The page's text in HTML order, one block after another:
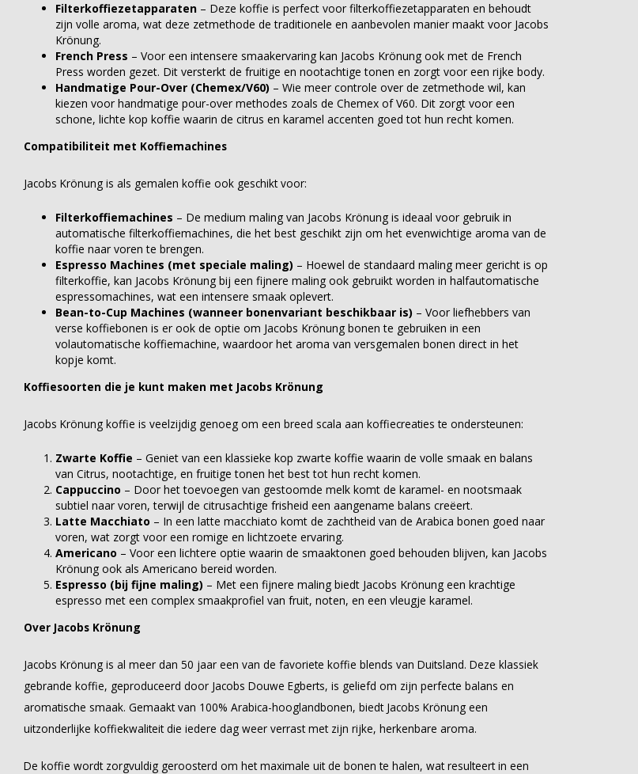
Filterkoffiezetapparaten – Deze koffie is perfect voor filterkoffiezetapparaten en behoudt
zijn volle aroma, wat deze zetmethode de traditionele en aanbevolen manier maakt voor Jacobs
Krönung.
French Press – Voor een intensere smaakervaring kan Jacobs Krönung ook met de French
Press worden gezet. Dit versterkt de fruitige en nootachtige tonen en zorgt voor een rijke body.
Handmatige Pour-Over (Chemex/V60) – Wie meer controle over de zetmethode wil, kan
kiezen voor handmatige pour-over methodes zoals de Chemex of V60. Dit zorgt voor een
schone, lichte kop koffie waarin de citrus en karamel accenten goed tot hun recht komen.
Compatibiliteit met Koffiemachines
Jacobs Krönung is als gemalen koffie ook geschikt voor:
Filterkoffiemachines – De medium maling van Jacobs Krönung is ideaal voor gebruik in
automatische filterkoffiemachines, die het best geschikt zijn om het evenwichtige aroma van de
koffie naar voren te brengen.
Espresso Machines (met speciale maling) – Hoewel de standaard maling meer gericht is op
filterkoffie, kan Jacobs Krönung bij een fijnere maling ook gebruikt worden in halfautomatische
espressomachines, wat een intensere smaak oplevert.
Bean-to-Cup Machines (wanneer bonenvariant beschikbaar is) – Voor liefhebbers van
verse koffiebonen is er ook de optie om Jacobs Krönung bonen te gebruiken in een
volautomatische koffiemachine, waardoor het aroma van versgemalen bonen direct in het
kopje komt.
Koffiesoorten die je kunt maken met Jacobs Krönung
Jacobs Krönung koffie is veelzijdig genoeg om een breed scala aan koffiecreaties te ondersteunen:
Zwarte Koffie – Geniet van een klassieke kop zwarte koffie waarin de volle smaak en balans
van Citrus, nootachtige, en fruitige tonen het best tot hun recht komen.
Cappuccino – Door het toevoegen van gestoomde melk komt de karamel- en nootsmaak
subtiel naar voren, terwijl de citrusachtige frisheid een aangename balans creëert.
Latte Macchiato – In een latte macchiato komt de zachtheid van de Arabica bonen goed naar
voren, wat zorgt voor een romige en lichtzoete ervaring.
Americano – Voor een lichtere optie waarin de smaaktonen goed behouden blijven, kan Jacobs
Krönung ook als Americano bereid worden.
Espresso (bij fijne maling) – Met een fijnere maling biedt Jacobs Krönung een krachtige
espresso met een complex smaakprofiel van fruit, noten, en een vleugje karamel.
Over Jacobs Krönung
Jacobs Krönung is al meer dan 50 jaar een van de favoriete koffie blends van Duitsland. Deze klassiek
gebrande koffie, geproduceerd door Jacobs Douwe Egberts, is geliefd om zijn perfecte balans en
aromatische smaak. Gemaakt van 100% Arabica-hooglandbonen, biedt Jacobs Krönung een
uitzonderlijke koffiekwaliteit die iedere dag weer verrast met zijn rijke, herkenbare aroma.
De koffie wordt zorgvuldig geroosterd om het maximale uit de bonen te halen, wat resulteert in een